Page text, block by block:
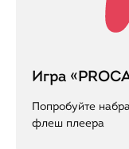
Игра
Попробуйте
флеш плеера